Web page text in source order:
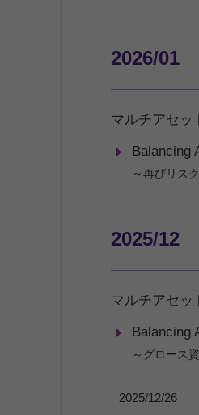
2026/01
マルチアセッ
Balancing
～再びリス
2025/12
マルチアセッ
Balancing
～グロース
2025/12/26